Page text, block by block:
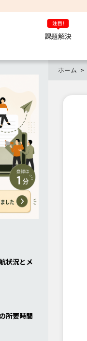
課題解決
状況とメ
所要時間
ホーム